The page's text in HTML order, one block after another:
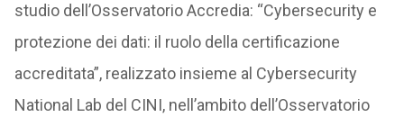
studio dell’Osservatorio Accredia: “Cybersecurity e
protezione dei dati: il ruolo della certificazione
accreditata”, realizzato insieme al Cybersecurity
National Lab del CINI, nell’ambito dell’Osservatorio